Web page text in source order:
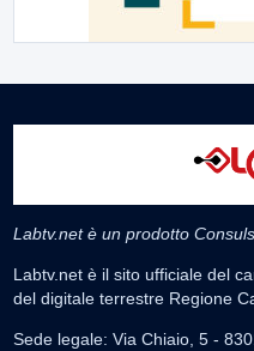
Labtv.net è un prodotto
Labtv.net è il sito ufficiale del
del digitale terrestre Regione
Sede legale: Via Chiaio, 5 -